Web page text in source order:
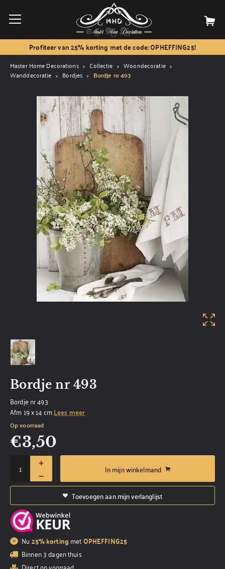
Profiteer van 25% korting met de code: OPHEFFING25!
Master Home Decorations Collectie
Woondecoratie
Wanddecoratie
Bordjes Bordje nr 493
Bordje nr 493
Bordje nr 493
Afm 19 x 14 cmLees meer
Op voorraad
€3,50
In mijn winkelmand
Toevoegen aan mijn verlanglijst
Nu 25% korting metOPHEFFING25
Binnen 3 dagen thuis